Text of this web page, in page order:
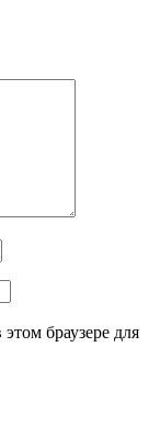
браузере для